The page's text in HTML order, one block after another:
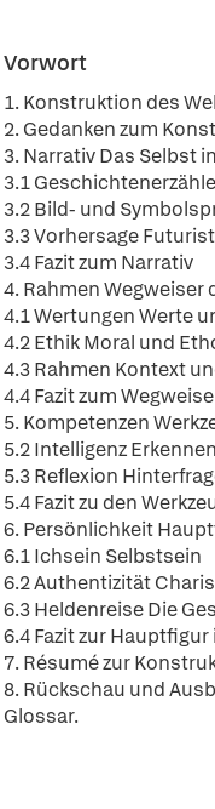
Vorwort
1. Konstruktion des
2. Gedanken zum
3. Narrativ Das Selbst
3.1
3.2 Bild- und
3.3 Vorhersage
3.4 Fazit zum Narrativ
4. Rahmen Wegweiser
4.1 Wertungen Werte
4.2 Ethik Moral und
4.3 Rahmen Kontext
4.4 Fazit zum
5. Kompetenzen
5.2 Intelligenz
5.3 Reflexion
5.4 Fazit zu den
6. Persönlichkeit
6.1 Ichsein Selbstsein
6.2 Authentizität
6.3 Heldenreise Die
6.4 Fazit zur
7. Résumé zur
8. Rückschau und
Glossar.